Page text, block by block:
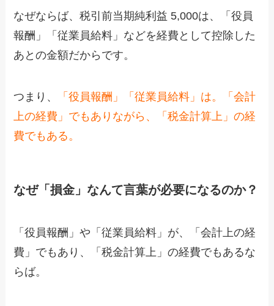
なぜならば、税引前当期純利益 5,000は、「役員
報酬」「従業員給料」などを経費として控除した
あとの金額だからです。
つまり、
「役員報酬」「従業員給料」は。「会計
上の経費」でもありながら、「税金計算上」の経
費でもある。
なぜ「損金」なんて言葉が必要になるのか？
「役員報酬」や「従業員給料」が、「会計上の経
費」でもあり、「税金計算上」の経費でもあるな
らば。